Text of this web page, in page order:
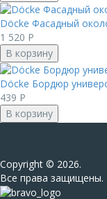
Döcke Фасадный
1 520 Р
В корзину
Döcke Бордюр
439 Р
В корзину
Сopyright © 2026.
Все права защищены.